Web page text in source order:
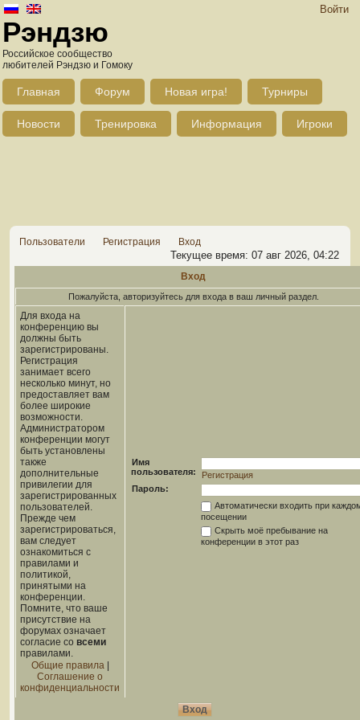
Войти
Рэндзю
Российское сообщество
любителей Рэндзю и Гомоку
Главная Форум Новая игра! Турниры
Новости Тренировка Информация Игроки
Пользователи Регистрация Вход
Текущее время: 07 авг 2026, 04:22
Вход
Пожалуйста, авторизуйтесь для входа в ваш личный раздел.
Для входа на
конференцию вы
должны быть
зарегистрированы.
Регистрация
занимает всего
несколько минут, но
предоставляет вам
более широкие
возможности.
Администратором
конференции могут
быть установлены
также
дополнительные
привилегии для
зарегистрированных
пользователей.
Прежде чем
зарегистрироваться,
вам следует
ознакомиться с
правилами и
политикой,
принятыми на
конференции.
Помните, что ваше
присутствие на
форумах означает
согласие со всеми
правилами.
Общие правила|
Соглашение о
конфиденциальности
Имя
пользователя:
Регистрация
Пароль:
Автоматически входить при
посещении
Скрыть моё пребывание на
конференции в этот раз